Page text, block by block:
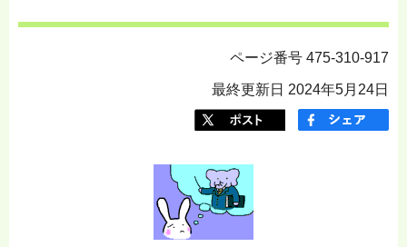
ページ番号 475-310-917
最終更新日 2024年5月24日